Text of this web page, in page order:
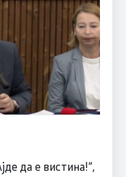
да е вистина!“,